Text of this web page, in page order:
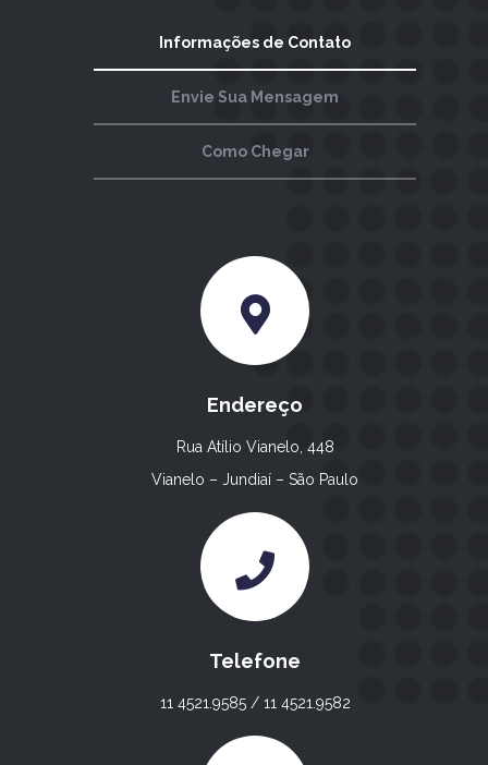
Informações de Contato
Envie Sua Mensagem
Como Chegar
Endereço
Rua Atílio Vianelo, 448
Vianelo – Jundiaí – São Paulo
Telefone
11 4521.9585 / 11 4521.9582